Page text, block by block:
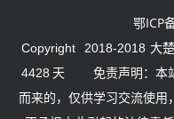
鄂ICP
Copyright 2018-2018 大
4428 天
免责声明：本站
而来的，仅供学习交流使用